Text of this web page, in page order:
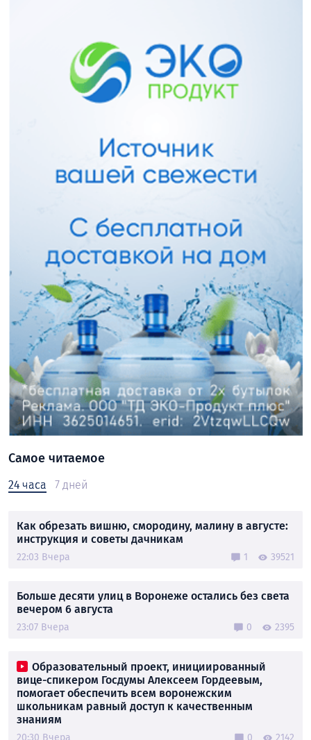
Самое читаемое
24 часа 7 дней
Как обрезать вишню, смородину, малину в августе:
инструкция и советы дачникам
22:03 Вчера 1 39521
Больше десяти улиц в Воронеже остались без света
вечером 6 августа
23:07 Вчера 0 2395
Образовательный проект, инициированный
вице-спикером Госдумы Алексеем Гордеевым,
помогает обеспечить всем воронежским
школьникам равный доступ к качественным
знаниям